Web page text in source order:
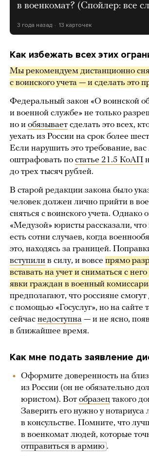
в военкомат? (Спойлер: все
3 года назад 13 карточек
Как избежать всех этих
Мы рекомендуем дистанционно
с воинского учета — и сделать это
Федеральный закон «О воинской
и военной службе» не только
но и обязывает сделать это всех,
уехать из России на срок более
Если нарушить это требование, вас
оштрафовать по статье 21.5 КоАП
до трех тысяч рублей.
В старой редакции закона было
человек должен лично прийти в
сняться с воинского учета. Однако
«Медузой» юристы рассказали, что
есть сотни случаев, когда
это, находясь за границей.
вступили в силу, и вовсе прямо
вставать на учет и сниматься с
явки граждан в военный
предполагают, что россияне смогут
с помощью «Госуслуг», но на сайте
сейчас недоступна — и не ясно,
в ближайшее время.
Как мне подать заявление
Оформите доверенность на
из России (он не обязательно
юристом). Вот образец такого
Заверить его нужно у нотариуса
в консульстве. Помните, что
в военкомат людей, которые
отправиться в армию .